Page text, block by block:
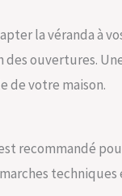
la véranda à
ouvertures.
de votre maison.
recommandé